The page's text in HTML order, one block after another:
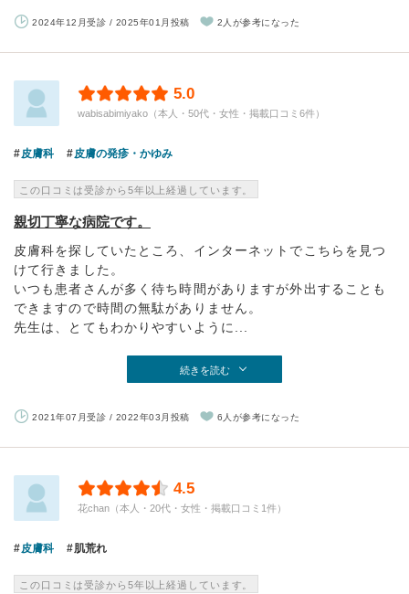
2024年12月受診 / 2025年01月投稿 2人が参考になった
5.0
wabisabimiyako（本人・50代・女性・掲載口コミ6件）
皮膚科 皮膚の発疹・かゆみ
この口コミは受診から5年以上経過しています。
親切丁寧な病院です。
皮膚科を探していたところ、インターネットでこちらを見つ
けて行きました。
いつも患者さんが多く待ち時間がありますが外出することも
できますので時間の無駄がありません。
先生は、とてもわかりやすいように...
続きを読む
2021年07月受診 / 2022年03月投稿 6人が参考になった
4.5
花chan（本人・20代・女性・掲載口コミ1件）
皮膚科 肌荒れ
この口コミは受診から5年以上経過しています。